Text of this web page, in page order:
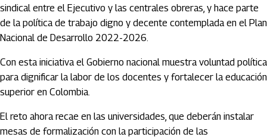
sindical entre el Ejecutivo y las centrales obreras, y hace parte
de la política de trabajo digno y decente contemplada en el Plan
Nacional de Desarrollo 2022-2026.
Con esta iniciativa el Gobierno nacional muestra voluntad política
para dignificar la labor de los docentes y fortalecer la educación
superior en Colombia.
El reto ahora recae en las universidades, que deberán instalar
mesas de formalización con la participación de las